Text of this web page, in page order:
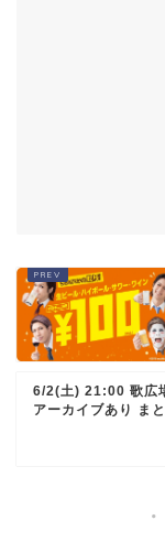
6/2(土) 21:00 歌広
アーカイブあり ま